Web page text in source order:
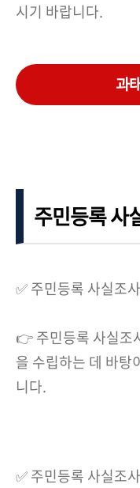
시기 바랍니다.
과
주민등록 사
✅ 주민등록 사실조
👉 주민등록 사실조
을 수립하는 데 바탕
니다.
✅ 주민등록 사실조